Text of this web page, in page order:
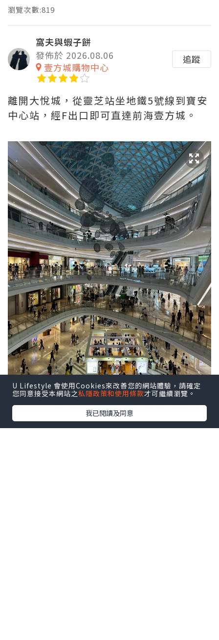
瀏覽次數:819
窩夫與蝦子餅
發佈於 2026.08.06
壹方城購物中心
追蹤
離開大悅城，從靈芝站坐地鐵5號線到寶安
中心站，經F出口即可直達前海壹方城。
U Lifestyle 會使用Cookies來改善您的網站體驗，請確定
您同意接受本網站之私隱政策和使用條款才可繼續瀏覽。
我已閱讀及同意